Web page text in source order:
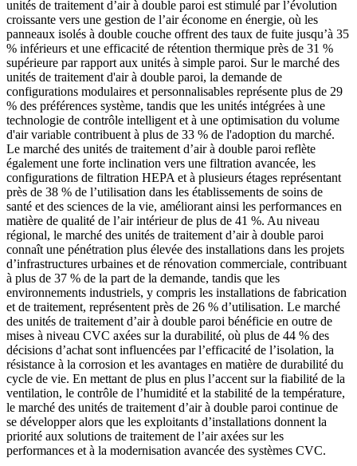
unités de traitement d’air à double paroi est stimulé par l’évolution
croissante vers une gestion de l’air économe en énergie, où les
panneaux isolés à double couche offrent des taux de fuite jusqu’à 35
% inférieurs et une efficacité de rétention thermique près de 31 %
supérieure par rapport aux unités à simple paroi. Sur le marché des
unités de traitement d'air à double paroi, la demande de
configurations modulaires et personnalisables représente plus de 29
% des préférences système, tandis que les unités intégrées à une
technologie de contrôle intelligent et à une optimisation du volume
d'air variable contribuent à plus de 33 % de l'adoption du marché.
Le marché des unités de traitement d’air à double paroi reflète
également une forte inclination vers une filtration avancée, les
configurations de filtration HEPA et à plusieurs étages représentant
près de 38 % de l’utilisation dans les établissements de soins de
santé et des sciences de la vie, améliorant ainsi les performances en
matière de qualité de l’air intérieur de plus de 41 %. Au niveau
régional, le marché des unités de traitement d’air à double paroi
connaît une pénétration plus élevée des installations dans les projets
d’infrastructures urbaines et de rénovation commerciale, contribuant
à plus de 37 % de la part de la demande, tandis que les
environnements industriels, y compris les installations de fabrication
et de traitement, représentent près de 26 % d’utilisation. Le marché
des unités de traitement d’air à double paroi bénéficie en outre de
mises à niveau CVC axées sur la durabilité, où plus de 44 % des
décisions d’achat sont influencées par l’efficacité de l’isolation, la
résistance à la corrosion et les avantages en matière de durabilité du
cycle de vie. En mettant de plus en plus l’accent sur la fiabilité de la
ventilation, le contrôle de l’humidité et la stabilité de la température,
le marché des unités de traitement d’air à double paroi continue de
se développer alors que les exploitants d’installations donnent la
priorité aux solutions de traitement de l’air axées sur les
performances et à la modernisation avancée des systèmes CVC.